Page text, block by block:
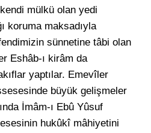
mülkü olan yedi
koruma maksadıyla
sünnetine tâbi olan
Eshâb-ı kirâm da
yaptılar. Emevîler
büyük gelişmeler
İmâm-ı Ebû Yûsuf
hukûkî mâhiyetini